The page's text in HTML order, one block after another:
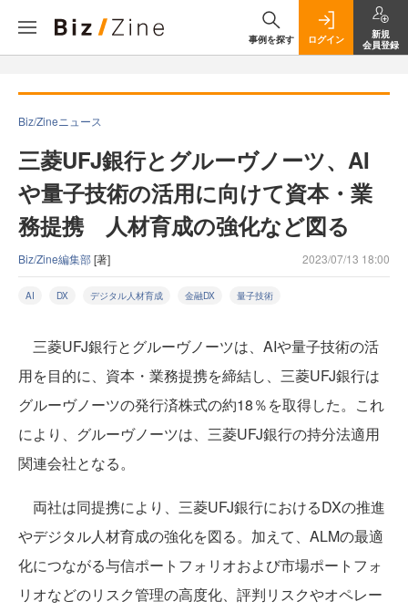
事例を探す ログイン
新規
会員登録
Biz/Zineニュース
三菱UFJ銀行とグルーヴノーツ、AI
や量子技術の活用に向けて資本・業
務提携 人材育成の強化など図る
Biz/Zine編集部[著] 2023/07/13 18:00
AI DX デジタル人材育成 金融DX 量子技術
三菱UFJ銀行とグルーヴノーツは、AIや量子技術の活
用を目的に、資本・業務提携を締結し、三菱UFJ銀行は
グルーヴノーツの発行済株式の約18％を取得した。これ
により、グルーヴノーツは、三菱UFJ銀行の持分法適用
関連会社となる。
両社は同提携により、三菱UFJ銀行におけるDXの推進
やデジタル人材育成の強化を図る。加えて、ALMの最適
化につながる与信ポートフォリオおよび市場ポートフォ
リオなどのリスク管理の高度化、評判リスクやオペレー